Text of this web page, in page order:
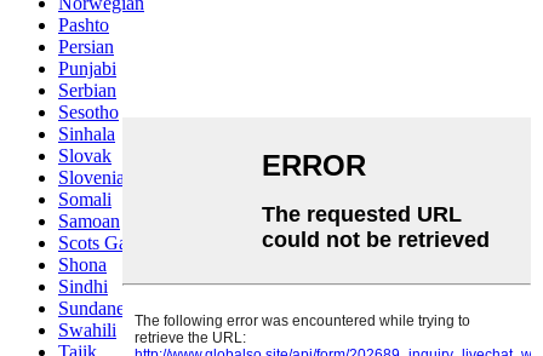
Pashto
Persian
Punjabi
Serbian
Sesotho
Sinhala
Slovak
Slovenian
Somali
Samoan
Scots Gaelic
Shona
Sindhi
Sundanese
Swahili